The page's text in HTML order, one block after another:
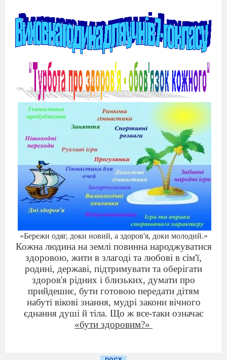
«Бережи одяг, доки новий, а здоров'я, доки молодий.»
Кожна людина на землі повинна народжуватися
здоровою, жити в злагоді та любові в сім'ї,
родині, державі, підтримувати та оберігати
здоров'я рідних і близьких, думати про
прийдешнє, бути готовою передати дітям
набуті вікові знання, мудрі закони вічного
єднання душі й тіла. Що ж все-таки означає
«бути здоровим?»
свідчить, що існує реальна загроза вимирання